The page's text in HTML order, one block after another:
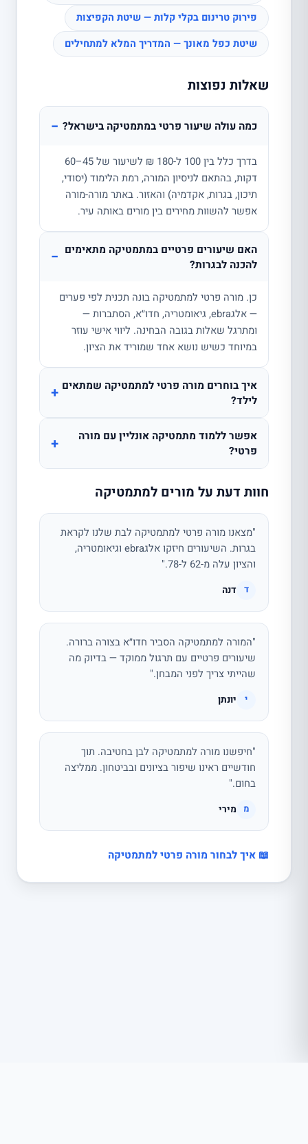
פירוק טרינום בקלי קלות — שיטת הקפיצות
שיטת כפל מאונך — המדריך המלא למתחילים
שאלות נפוצות
כמה עולה שיעור פרטי במתמטיקה בישראל? −
בדרך כלל בין 100 ל-180 ₪ לשיעור של 45–60
דקות, בהתאם לניסיון המורה, רמת הלימוד (יסודי,
תיכון, בגרות, אקדמיה) והאזור. באתר מורה-מורה
אפשר להשוות מחירים בין מורים באותה עיר.
האם שיעורים פרטיים במתמטיקה מתאימים
להכנה לבגרות?
−
כן. מורה פרטי למתמטיקה בונה תכנית לפי פערים
— אלגebra, גיאומטריה, חדו״א, הסתברות —
ומתרגל שאלות בגובה הבחינה. ליווי אישי עוזר
במיוחד כשיש נושא אחד שמוריד את הציון.
איך בוחרים מורה פרטי למתמטיקה שמתאים
לילד?
+
אפשר ללמוד מתמטיקה אונליין עם מורה
פרטי?
+
חוות דעת על מורים למתמטיקה
"מצאנו מורה פרטי למתמטיקה לבת שלנו לקראת
בגרות. השיעורים חיזקו אלגebra וגיאומטריה,
והציון עלה מ-62 ל-78."
ד דנה
"המורה למתמטיקה הסביר חדו״א בצורה ברורה.
שיעורים פרטיים עם תרגול ממוקד — בדיוק מה
שהייתי צריך לפני המבחן."
י יונתן
"חיפשנו מורה למתמטיקה לבן בחטיבה. תוך
חודשיים ראינו שיפור בציונים ובביטחון. ממליצה
בחום."
מ מירי
📖 איך לבחור מורה פרטי למתמטיקה